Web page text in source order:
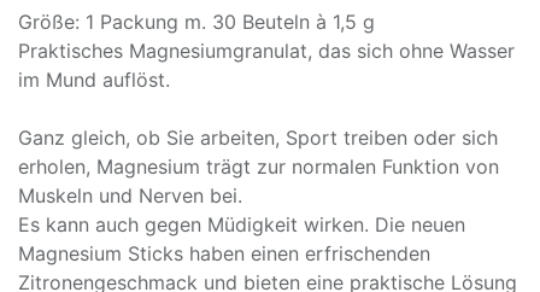
Größe: 1 Packung m. 30 Beuteln à 1,5 g
Praktisches Magnesiumgranulat, das sich ohne Wasser
im Mund auflöst.
Ganz gleich, ob Sie arbeiten, Sport treiben oder sich
erholen, Magnesium trägt zur normalen Funktion von
Muskeln und Nerven bei.
Es kann auch gegen Müdigkeit wirken. Die neuen
Magnesium Sticks haben einen erfrischenden
Zitronengeschmack und bieten eine praktische Lösung